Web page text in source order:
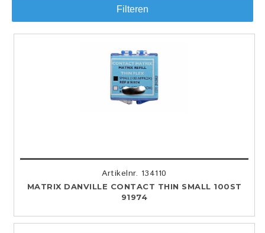
Filteren
Artikelnr. 134110
MATRIX DANVILLE CONTACT THIN SMALL 100ST
91974